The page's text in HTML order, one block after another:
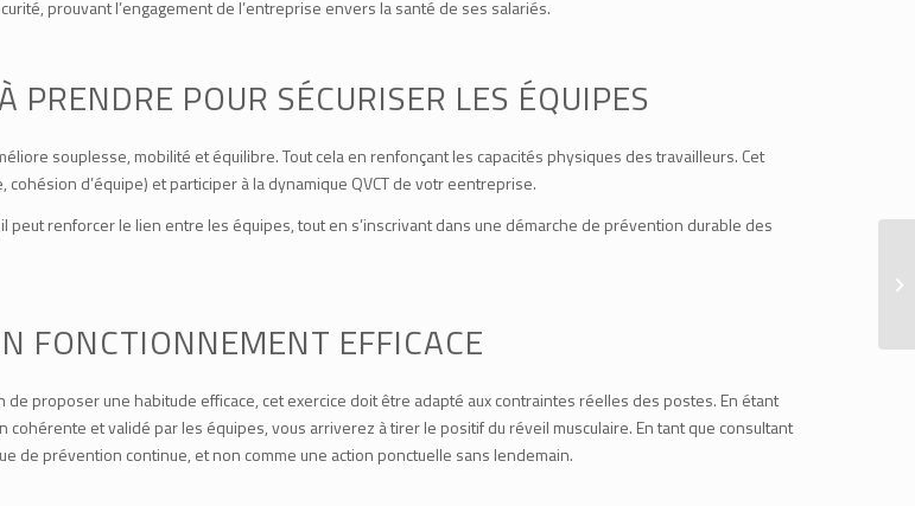
prouvant l’engagement de l’entreprise envers la santé de ses salariés.
POUR SÉCURISER LES ÉQUIPES
souplesse, mobilité et équilibre. Tout cela en renfonçant les capacités physiques des travailleurs. Cet
d’équipe) et participer à la dynamique QVCT de votr eentreprise.
peut renforcer le lien entre les équipes, tout en s’inscrivant dans une démarche de prévention durable des
FONCTIONNEMENT EFFICACE
de proposer une habitude efficace, cet exercice doit être adapté aux contraintes réelles des postes. En étant
et validé par les équipes, vous arriverez à tirer le positif du réveil musculaire. En tant que consultant
de prévention continue, et non comme une action ponctuelle sans lendemain.